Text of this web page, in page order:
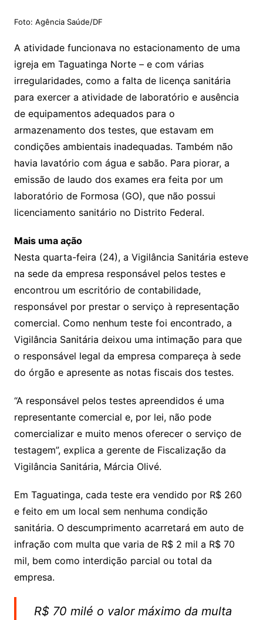
Foto: Agência Saúde/DF
A atividade funcionava no estacionamento de uma
igreja em Taguatinga Norte – e com várias
irregularidades, como a falta de licença sanitária
para exercer a atividade de laboratório e ausência
de equipamentos adequados para o
armazenamento dos testes, que estavam em
condições ambientais inadequadas. Também não
havia lavatório com água e sabão. Para piorar, a
emissão de laudo dos exames era feita por um
laboratório de Formosa (GO), que não possui
licenciamento sanitário no Distrito Federal.
Mais uma ação
Nesta quarta-feira (24), a Vigilância Sanitária esteve
na sede da empresa responsável pelos testes e
encontrou um escritório de contabilidade,
responsável por prestar o serviço à representação
comercial. Como nenhum teste foi encontrado, a
Vigilância Sanitária deixou uma intimação para que
o responsável legal da empresa compareça à sede
do órgão e apresente as notas fiscais dos testes.
“A responsável pelos testes apreendidos é uma
representante comercial e, por lei, não pode
comercializar e muito menos oferecer o serviço de
testagem”, explica a gerente de Fiscalização da
Vigilância Sanitária, Márcia Olivé.
Em Taguatinga, cada teste era vendido por R$ 260
e feito em um local sem nenhuma condição
sanitária. O descumprimento acarretará em auto de
infração com multa que varia de R$ 2 mil a R$ 70
mil, bem como interdição parcial ou total da
empresa.
R$ 70 milé o valor máximo da multa